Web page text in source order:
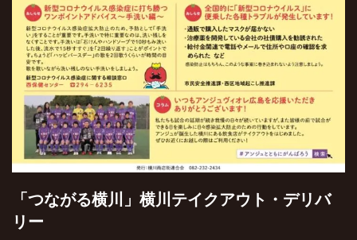
「つながる横川」横川テイクアウト・デリバ
リー